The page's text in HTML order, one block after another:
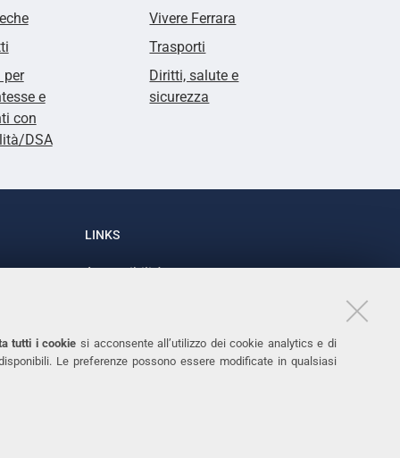
tutti i cookie si acconsente all’utilizzo dei cookie analytics e di
Le preferenze possono essere modificate in qualsiasi
per
e
con
DSA
Vivere Ferrara
Trasporti
Diritti, salute e
sicurezza
LINKS
Accessibilità
Cookies